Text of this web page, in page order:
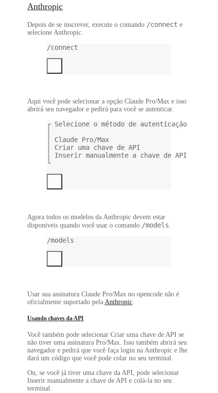
Anthropic
Depois de se inscrever, execute o comando /connect e
selecione Anthropic.
/connect
Aqui você pode selecionar a opção Claude Pro/Max e isso
abrirá seu navegador e pedirá para você se autenticar.
┌ Selecione o método de autenticação
│ Claude Pro/Max
│ Criar uma chave de API
│ Inserir manualmente a chave de API
└
Agora todos os modelos da Anthropic devem estar
disponíveis quando você usar o comando /models
/models
Usar sua assinatura Claude Pro/Max no opencode não é
oficialmente suportado pela Anthropic
Usando chaves da API
Você também pode selecionar Criar uma chave de API se
não tiver uma assinatura Pro/Max. Isso também abrirá seu
navegador e pedirá que você faça login na Anthropic e lhe
dará um código que você pode colar no seu terminal.
Ou, se você já tiver uma chave da API, pode selecionar
Inserir manualmente a chave de API e colá-la no seu
terminal.